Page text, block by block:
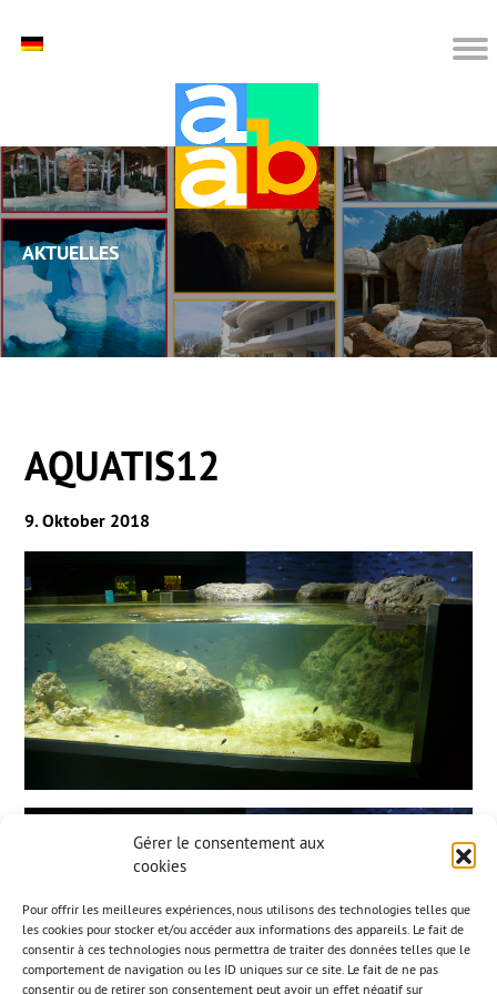
Gérer le consentement aux
cookies
Pour offrir les meilleures expériences, nous utilisons des technologies telles que
les cookies pour stocker et/ou accéder aux informations des appareils. Le fait de
consentir à ces technologies nous permettra de traiter des données telles que le
comportement de navigation ou les ID uniques sur ce site. Le fait de ne pas
consentir ou de retirer son consentement peut avoir un effet négatif sur
Aktuelles
AQUATIS12
9. Oktober 2018